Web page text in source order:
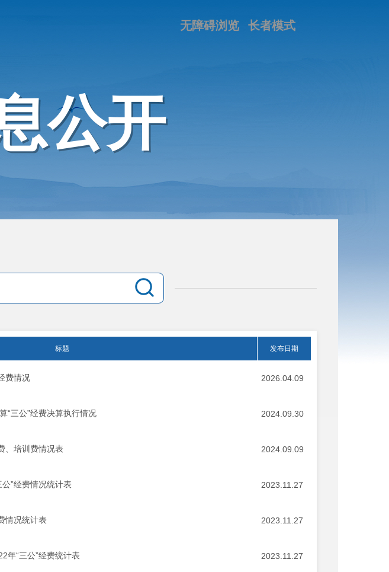
长者模式
无障碍浏览
公开
标题 发布日期
费情况 2026.04.09
“三公”经费决算执行情况 2024.09.30
、培训费情况表 2024.09.09
”经费情况统计表 2023.11.27
情况统计表 2023.11.27
年“三公”经费统计表 2023.11.27